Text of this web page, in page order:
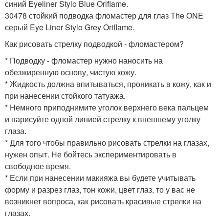
синий Eyeliner Stylo Blue Oriflame.
30478 стойкий подводка фломастер для глаз The ONE
серый Eye Liner Stylo Grey Oriflame.
Как рисовать стрелку подводкой - фломастером?
* Подводку - фломастер нужно наносить на
обезжиренную основу, чистую кожу.
* Жидкость должна впитываться, проникать в кожу, как и
при нанесении стойкого татуажа.
* Немного приподнимите уголок верхнего века пальцем
и нарисуйте одной линией стрелку к внешнему уголку
глаза.
* Для того чтобы правильно рисовать стрелки на глазах,
нужен опыт. Не бойтесь экспериментировать в
свободное время.
* Если при нанесении макияжа вы будете учитывать
форму и разрез глаз, тон кожи, цвет глаз, то у вас не
возникнет вопроса, как рисовать красивые стрелки на
глазах.